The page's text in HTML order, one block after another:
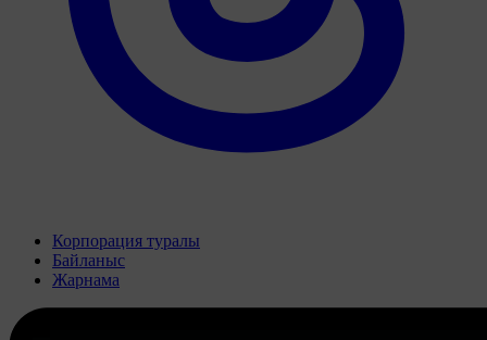
Корпорация туралы
Байланыс
Жарнама